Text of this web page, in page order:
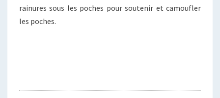
rainures sous les poches pour soutenir et camoufler
les poches.